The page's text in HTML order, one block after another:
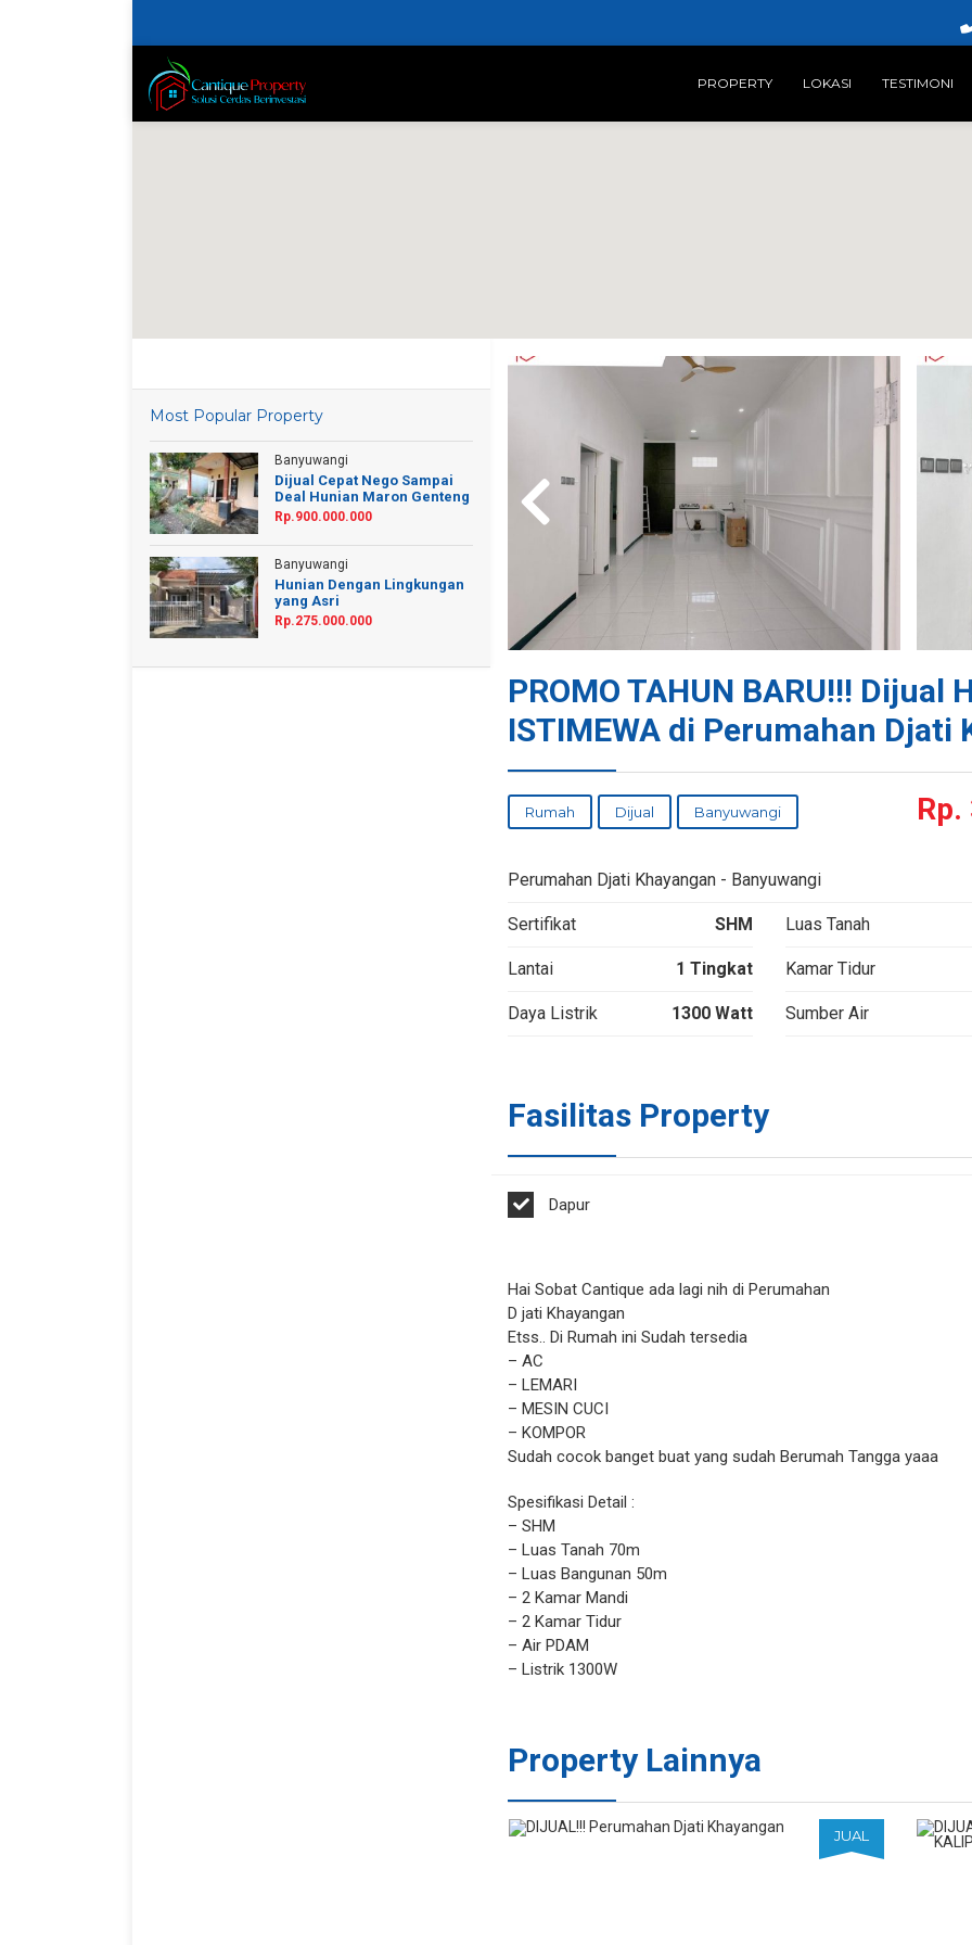
PROPERTY LOKASI TESTIMONI
PROMO TAHUN BARU!!! Dijual
ISTIMEWA di Perumahan Djati
Rumah Dijual Banyuwangi Rp.
Perumahan Djati Khayangan - Banyuwangi
Sertifikat SHM Luas Tanah
Lantai 1 Tingkat Kamar Tidur
Daya Listrik 1300 Watt Sumber Air
Fasilitas Property
Dapur
Hai Sobat Cantique ada lagi nih di Perumahan
D jati Khayangan
Etss.. Di Rumah ini Sudah tersedia
– AC
– LEMARI
– MESIN CUCI
– KOMPOR
Sudah cocok banget buat yang sudah Berumah Tangga yaaa
Spesifikasi Detail :
– SHM
– Luas Tanah 70m
– Luas Bangunan 50m
– 2 Kamar Mandi
– 2 Kamar Tidur
– Air PDAM
– Listrik 1300W
Property Lainnya
JUAL
Most Popular Property
Banyuwangi
Dijual Cepat Nego Sampai
Deal Hunian Maron Genteng
Rp.900.000.000
Banyuwangi
Hunian Dengan Lingkungan
yang Asri
Rp.275.000.000